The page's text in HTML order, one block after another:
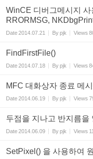
WinCE 디버그메시지
RRORMSG,
Date2014.07.21 Bypjk Views
FindFirstFile()
Date2014.07.18 Bypjk Views
MFC 대화상자 종료 메
Date2014.06.19 Bypjk Views
두점을 지나고 반지름을
Date2014.06.09 Bypjk Views
SetPixel() 을 사용하여